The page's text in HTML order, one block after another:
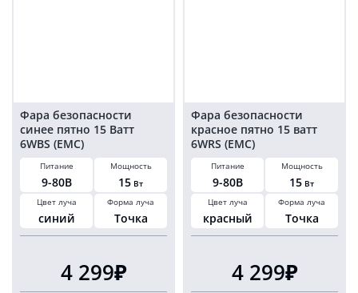
Фара безопасности
синее пятно 15 Ватт
6WBS (EMC)
Питание
9-80В
Мощность
15 Вт
Цвет луча
синий
Форма луча
Точка
4 299₽
Фара безопасности
красное пятно 15 ватт
6WRS (EMC)
Питание
9-80В
Мощность
15 Вт
Цвет луча
красный
Форма луча
Точка
4 299₽